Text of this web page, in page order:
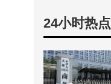
24小时热点